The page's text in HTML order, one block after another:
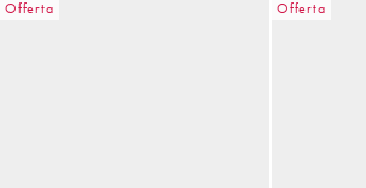
Offerta Offerta